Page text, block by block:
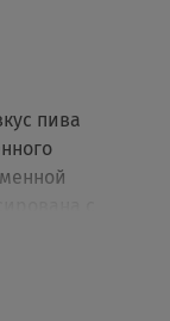
пива
сухое, с